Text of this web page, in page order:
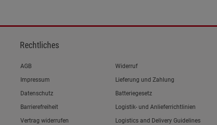
Rechtliches
Link zum/zur
AGB
Link zum/zur
Impressum
Link zum/zur
Datenschutz
Link zum/zur
Barrierefreiheit
Vertrag widerrufen
Widerruf
Lieferung und Zahlung
Batteriegesetz
Logistik- und Anlieferrichtlinien
Logistics and Delivery Guidelines